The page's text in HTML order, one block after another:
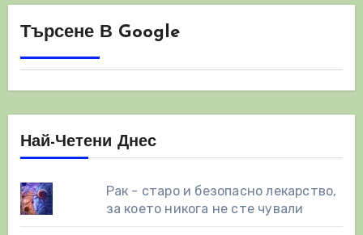
Търсене В Google
Най-Четени Днес
Рак - старо и безопасно лекарство,
за което никога не сте чували